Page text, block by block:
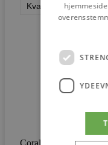
Kvadrat